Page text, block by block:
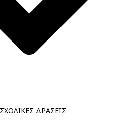
ΣΧΟΛΙΚΕΣ ΔΡΑΣΕΙΣ